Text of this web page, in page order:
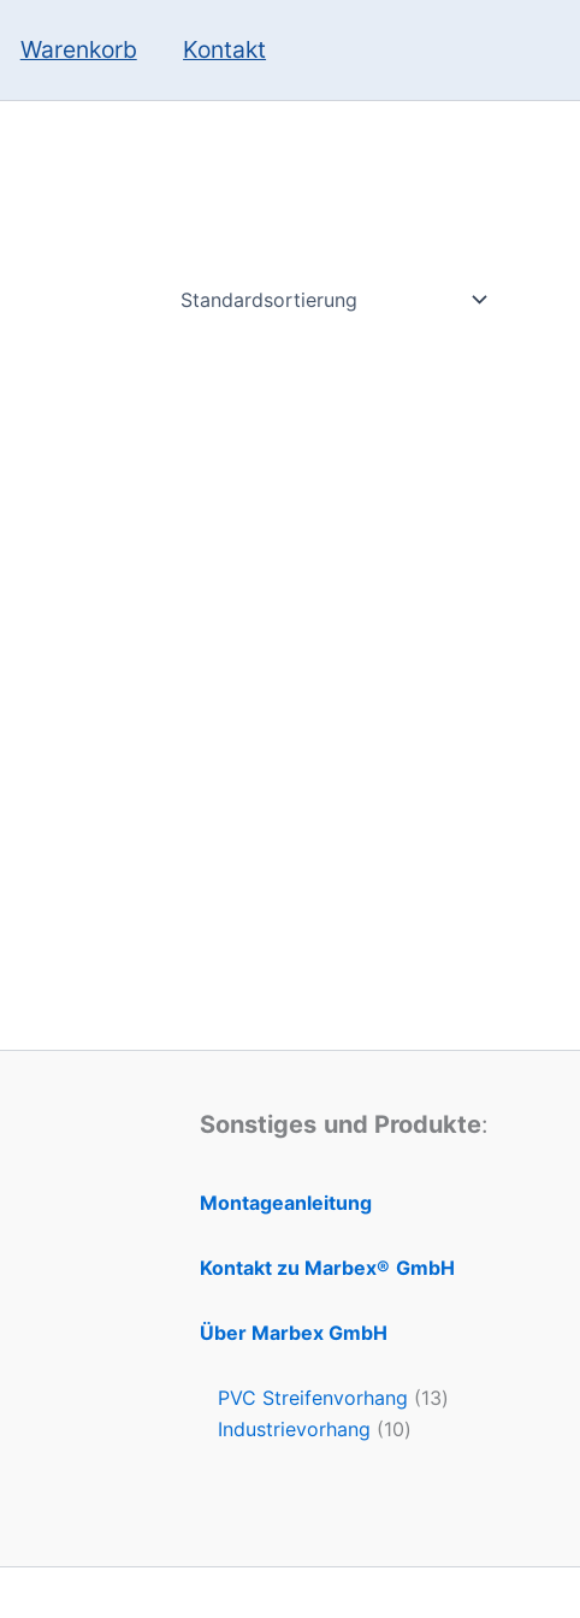
Warenkorb Kontakt
Sonstiges und Produkte:
Montageanleitung
Kontakt zu Marbex® GmbH
Über Marbex GmbH
PVC Streifenvorhang 13
Industrievorhang 10